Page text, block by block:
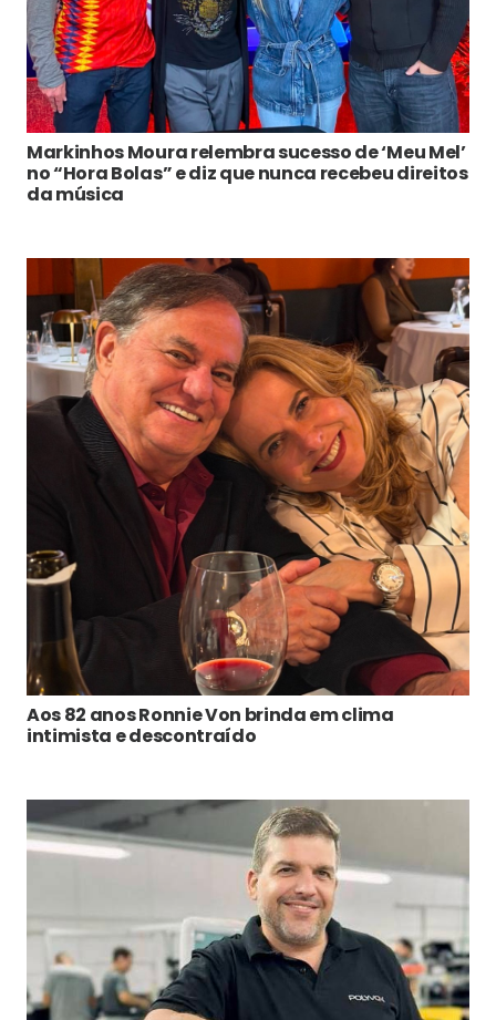
Markinhos Moura relembra sucesso de ‘Meu Mel’
no “Hora Bolas” e diz que nunca recebeu direitos
da música
Aos 82 anos Ronnie Von brinda em clima
intimista e descontraído